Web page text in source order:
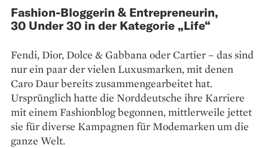
Fashion-Bloggerin & Entrepreneurin,
30 Under 30 in der Kategorie „Life“
Fendi, Dior, Dolce & Gabbana oder Cartier – das sind
nur ein paar der vielen Luxusmarken, mit denen
Caro Daur bereits zusammengearbeitet hat.
Ursprünglich hatte die Norddeutsche ihre Karriere
mit einem Fashionblog begonnen, mittlerweile jettet
sie für diverse Kampagnen für Modemarken um die
ganze Welt.